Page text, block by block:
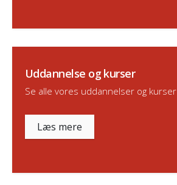
Uddannelse og kurser
Se alle vores uddannelser og kurser
Læs mere